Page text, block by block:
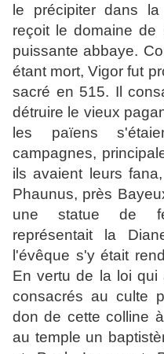
le précipiter dans
reçoit le domaine de
puissante abbaye.
étant mort, Vigor fut
sacré en 515. Il
détruire le vieux
les païens
campagnes,
ils avaient leurs
Phaunus, près
une statue de
représentait la
l'évêque s'y était
En vertu de la loi qui
consacrés au culte
don de cette colline
au temple un